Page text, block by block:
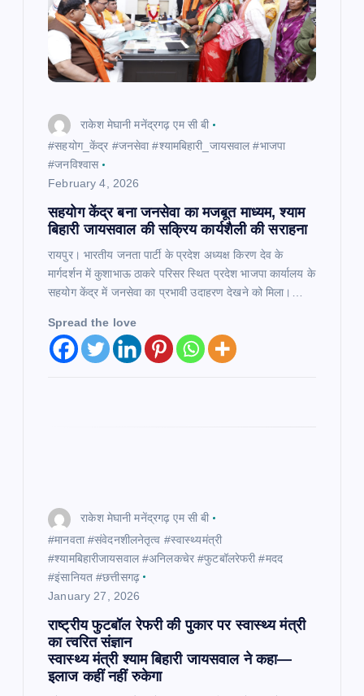
राकेश मेघानी मनेंद्रगढ़ एम सी बी
#सहयोग_केंद्र #जनसेवा #श्यामबिहारी_जायसवाल #भाजपा
#जनविश्वास
February 4, 2026
सहयोग केंद्र बना जनसेवा का मजबूत माध्यम, श्याम
बिहारी जायसवाल की सक्रिय कार्यशैली की सराहना
रायपुर। भारतीय जनता पार्टी के प्रदेश अध्यक्ष किरण देव के
मार्गदर्शन में कुशाभाऊ ठाकरे परिसर स्थित प्रदेश भाजपा कार्यालय के
सहयोग केंद्र में जनसेवा का प्रभावी उदाहरण देखने को मिला।…
Spread the love
राकेश मेघानी मनेंद्रगढ़ एम सी बी
#मानवता #संवेदनशीलनेतृत्व #स्वास्थ्यमंत्री
#श्यामबिहारीजायसवाल #अनिलकचेर #फुटबॉलरेफरी #मदद
#इंसानियत #छत्तीसगढ़
January 27, 2026
राष्ट्रीय फुटबॉल रेफरी की पुकार पर स्वास्थ्य मंत्री
का त्वरित संज्ञान
स्वास्थ्य मंत्री श्याम बिहारी जायसवाल ने कहा—
इलाज कहीं नहीं रुकेगा